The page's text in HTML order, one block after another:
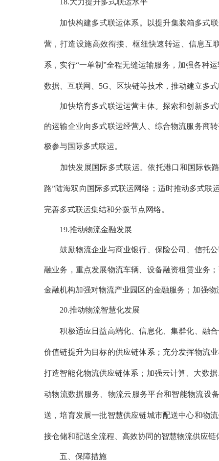
18.大力提升多式联运水平
加快构建多式联运体系。以提升集装箱多式联
营，打造设施高效衔接、枢纽快速转运、信息互
系，实行“一单制”全程无缝运输服务，加强各种
数据、互联网、5G、区块链等技术，推动建立多
加快培育多式联运运营主体。探索和创新多式
的运输企业向多式联运经营人、综合物流服务商
极参与国际多式联运。
加快发展国际多式联运。依托港口和国际铁路
路”陆海双向国际多式联运网络；适时推动多式联
完善多式联运集结和分拨节点网络。
19.推动物流金融发展
鼓励物流企业与商业银行、保险公司、信托公
融业务，重点发展物流车辆、设备融资租赁业务
金融机构加强对物流产业园区的金融服务；加强
20.推动物流智慧化发展
积极适应日益高端化、信息化、集群化、融合
价值链提升为目标的供应链体系；充分发挥物流
打造智能化物流供应链体系；加强云计算、大数
动物流数据服务、物流云服务平台和智能物流设
送，培育发展一批智慧供应链城市配送中心和物
接仓储和配送全流程、高效协同的智慧物流供应链
五、保障措施